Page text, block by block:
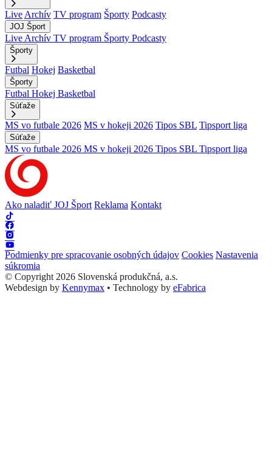
Live Archív TV program Športy Podcasty
JOJ Šport
Live Archív TV program Športy Podcasty
Športy
Futbal Hokej Basketbal
Športy
Futbal Hokej Basketbal
Súťaže
MS vo futbale 2026 MS v hokeji 2026 Tipos SBL Tipsport liga
Súťaže
MS vo futbale 2026 MS v hokeji 2026 Tipos SBL Tipsport liga
Ako naladiť JOJ Šport Reklama Kontakt
Podmienky pre spracovanie osobných údajov Cookies Nastavenia
súkromia
© Copyright 2026 Slovenská produkčná, a.s.
Webdesign by Kennymax • Technology by eFabrica